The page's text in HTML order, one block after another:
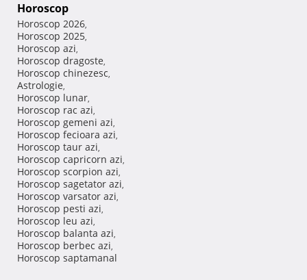
Horoscop
Horoscop 2026,
Horoscop 2025,
Horoscop azi,
Horoscop dragoste,
Horoscop chinezesc,
Astrologie,
Horoscop lunar,
Horoscop rac azi,
Horoscop gemeni azi,
Horoscop fecioara azi,
Horoscop taur azi,
Horoscop capricorn azi,
Horoscop scorpion azi,
Horoscop sagetator azi,
Horoscop varsator azi,
Horoscop pesti azi,
Horoscop leu azi,
Horoscop balanta azi,
Horoscop berbec azi,
Horoscop saptamanal